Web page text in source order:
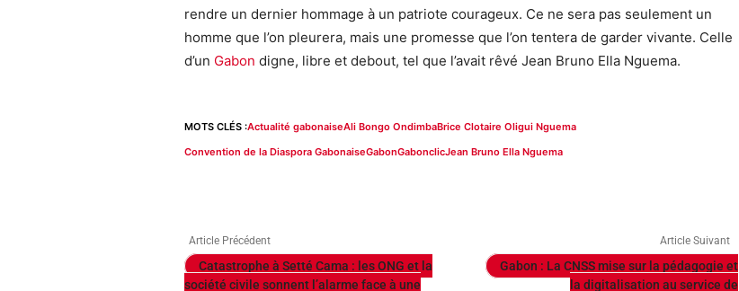
rendre un dernier hommage à un patriote courageux. Ce ne sera pas seulement un
homme que l’on pleurera, mais une promesse que l’on tentera de garder vivante. Celle
d’un Gabon digne, libre et debout, tel que l’avait rêvé Jean Bruno Ella Nguema.
MOTS CLÉS :Actualité gabonaiseAli Bongo OndimbaBrice Clotaire Oligui Nguema
Convention de la Diaspora GabonaiseGabonGabonclicJean Bruno Ella Nguema
Article Précédent
Catastrophe à Setté Cama : les ONG et la
société civile sonnent l’alarme face à une
Article Suivant
Gabon : La CNSS mise sur la pédagogie et
la digitalisation au service de